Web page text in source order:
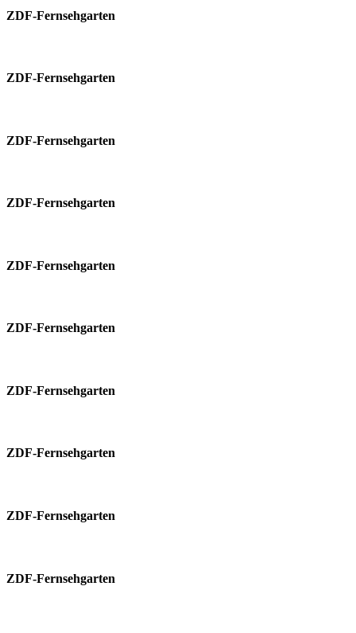
ZDF-Fernsehgarten
ZDF-Fernsehgarten
ZDF-Fernsehgarten
ZDF-Fernsehgarten
ZDF-Fernsehgarten
ZDF-Fernsehgarten
ZDF-Fernsehgarten
ZDF-Fernsehgarten
ZDF-Fernsehgarten
ZDF-Fernsehgarten